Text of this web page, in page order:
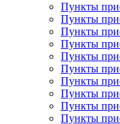
Пункты
Пункты
Пункты
Пункты
Пункты
Пункты
Пункты
Пункты
Пункты
Пункты